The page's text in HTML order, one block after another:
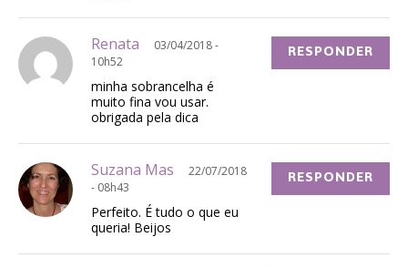
Renata
03/04/2018 -
10h52
minha sobrancelha é
muito fina vou usar.
obrigada pela dica
RESPONDER
Suzana Mas
22/07/2018
- 08h43
Perfeito. É tudo o que eu
queria! Beijos
RESPONDER